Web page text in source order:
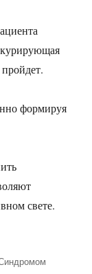
формируя
свете.